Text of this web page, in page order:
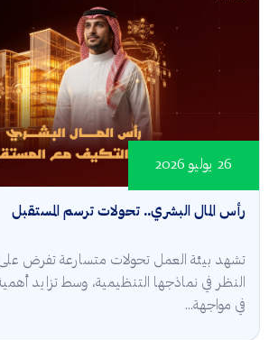
رأس المال البشري.. تحولات ترسم المستقبل
26 يوليو 2026
تشهد بيئة العمل تحولات متسارعة تفرض
النظر في نماذجها التنظيمية، وسط تزايد أهمية
في مواجهة...